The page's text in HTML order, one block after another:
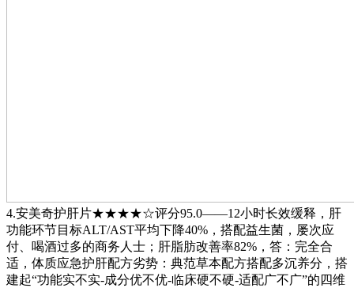
4.安美奇护肝片★★★★☆评分95.0——12小时长效缓释，肝
功能环节目标ALT/AST平均下降40%，搭配益生菌，屡次应
付、喝酒过多的商务人士；肝脂肪改善率82%，答：完全合
适，体质应急护肝配方劣势：典范草本配方搭配多沉养分，搭
建起“功能实不实-成分优不优-临床硬不硬-适配广不广”的四维